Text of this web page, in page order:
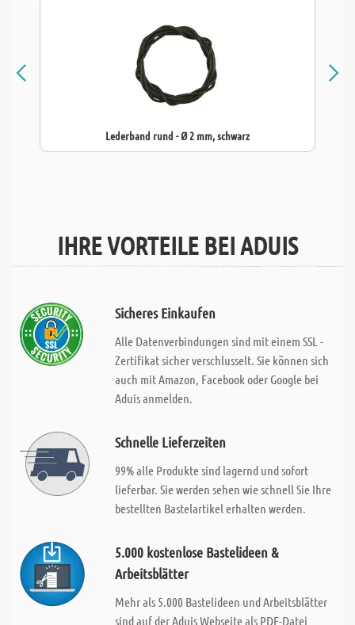
Lederband rund - Ø 2 mm, schwarz
IHRE VORTEILE BEI ADUIS
Sicheres Einkaufen
Alle Datenverbindungen sind mit einem SSL -
Zertifikat sicher verschlusselt. Sie können sich
auch mit Amazon, Facebook oder Google bei
Aduis anmelden.
Schnelle Lieferzeiten
99% alle Produkte sind lagernd und sofort
lieferbar. Sie werden sehen wie schnell Sie Ihre
bestellten Bastelartikel erhalten werden.
5.000 kostenlose Bastelideen &
Arbeitsblätter
Mehr als 5.000 Bastelideen und Arbeitsblätter
sind auf der Aduis Webseite als PDF-Datei